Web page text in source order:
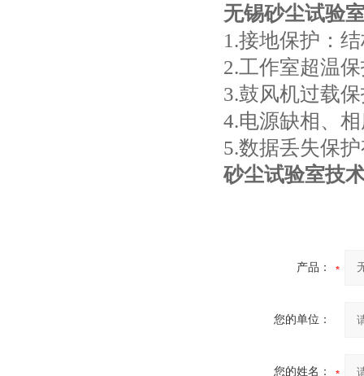
无锡砂尘试验
1.接地保护：
2.工作室超温
3.鼓风机过载
4.电源缺相、
5.数据丢失保
砂尘试验室技
产品：
您的单位：
您的姓名：